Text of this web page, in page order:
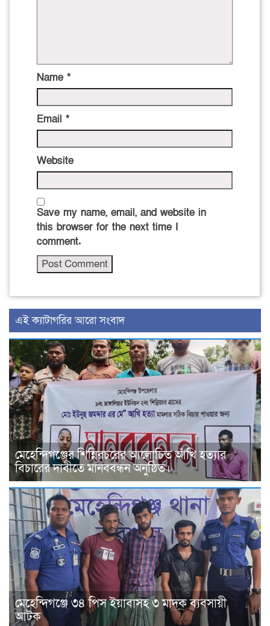
Name *
Email *
Website
Save my name, email, and website in
this browser for the next time I
comment.
‍এই ক্যাটাগরির ‍আরো সংবাদ
মেহেন্দিগঞ্জের শিন্নিরচরের আলোচিত আঁখি হত্যার
বিচারের দাবীতে মানববন্ধন অনুষ্ঠিত।
মেহেন্দিগঞ্জে ৩৪ পিস ইয়াবাসহ ৩ মাদক ব্যবসায়ী
আটক